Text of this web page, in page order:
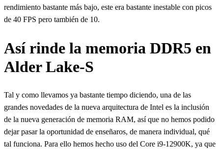
rendimiento bastante más bajo, este era bastante inestable con picos
de 40 FPS pero también de 10.
Así rinde la memoria DDR5 en
Alder Lake-S
Tal y como llevamos ya bastante tiempo diciendo, una de las
grandes novedades de la nueva arquitectura de Intel es la inclusión
de la nueva generación de memoria RAM, así que no hemos podido
dejar pasar la oportunidad de enseñaros, de manera individual, qué
tal funciona. Para ello hemos hecho uso del Core i9-12900K, ya que